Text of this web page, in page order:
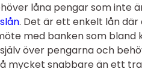
låna pengar som inte
. Det är ett enkelt lån
med banken som bland
över pengarna och
mycket snabbare än ett